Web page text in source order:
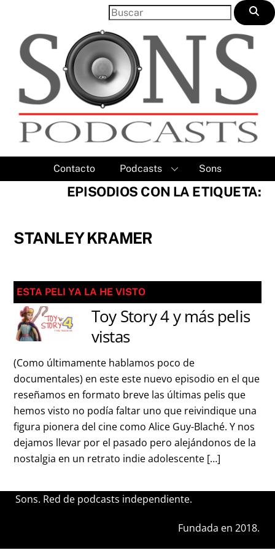
content
Contacto Podcasts Sons
EPISODIOS CON LA ETIQUETA:
STANLEY KRAMER
ESTA PELI YA LA HE VISTO
Toy Story 4 y más pelis
vistas
(Como últimamente hablamos poco de
documentales) en este este nuevo episodio en el que
reseñamos en formato breve las últimas pelis que
hemos visto no podía faltar uno que reivindique una
figura pionera del cine como Alice Guy-Blaché. Y nos
dejamos llevar por el pasado pero alejándonos de la
nostalgia en un retrato indie adolescente […]
Sons. Red de podcasts independiente.
Fundada en 2018.